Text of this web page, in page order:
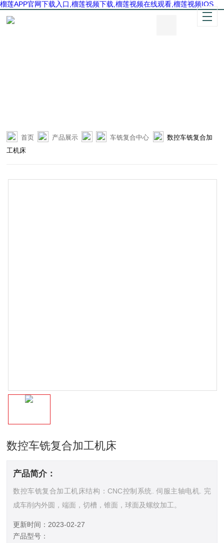
榴莲APP官网下载入口,榴莲视频下载,榴莲视频在线观看,榴莲视频IOS
首页 产品展示 车铣复合中心
数控车铣复合加
工机床
数控车铣复合加工机床
产品简介：
数控车铣复合加工机床结构：CNC控制系统. 伺服主轴电机. 完
成车削内外圆，端面，切槽，锥面，球面及螺纹加工。
更新时间：2023-02-27
产品型号：